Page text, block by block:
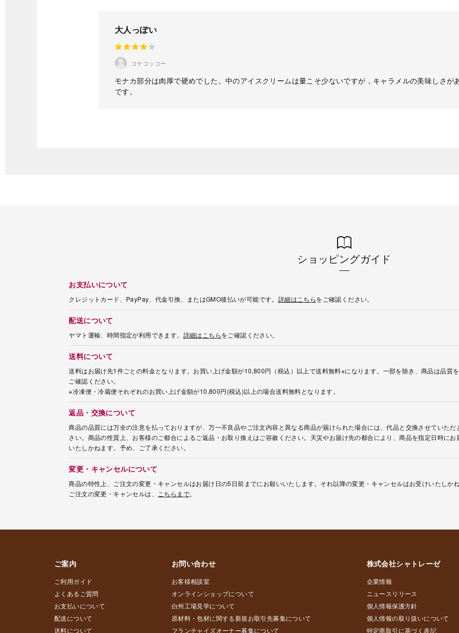
大人っぽい
コケコッコー
モナカ部分は肉厚で硬めでした。中のアイスクリームは量こそ少ないですが，キャラメルの美味しさが
です。
ショッピングガイド
お支払いについて
クレジットカード、PayPay、代金引換、またはGMO後払いが可能です。 詳細はこちらをご確認ください。
配送について
ヤマト運輸、時間指定が利用できます。 詳細はこちらをご確認ください。
送料について
送料はお届け先1件ごとの料金となります。お買い上げ金額が10,800円（税込）以上で送料無料※になります。一部を除き、商品は品質
ご確認ください。
※冷凍便・冷蔵便それぞれのお買い上げ金額が10,800円(税込)以上の場合送料無料となります。
返品・交換について
商品の品質には万全の注意を払っておりますが、万一不良品やご注文内容と異なる商品が届けられた場合には、代品と交換させていた
さい。商品の性質上、お客様のご都合によるご返品・お取り換えはご容赦ください。天災やお届け先の都合により、商品を指定日時に
いたしかねます。予め、ご了承ください。
変更・キャンセルについて
商品の特性上、ご注文の変更・キャンセルはお届け日の5日前までにお願いいたします。それ以降の変更・キャンセルはお受けいたしか
ご注文の変更・キャンセルは、
こちらまで。
ご案内
ご利用ガイド
よくあるご質問
お支払いについて
配送について
送料について
お問い合わせ
お客様相談室
オンラインショップについて
白州工場見学について
原材料・包材に関する新規お取引先募集について
フランチャイズオーナー募集について
株式会社シャトレーゼ
企業情報
ニュースリリース
個人情報保護方針
個人情報の取り扱いについて
特定商取引に基づく表記